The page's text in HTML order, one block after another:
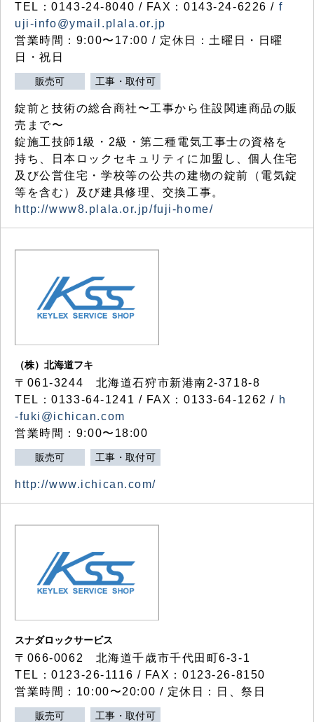
TEL：0143-24-8040 / FAX：0143-24-6226 / f
uji-info@ymail.plala.or.jp
営業時間：9:00〜17:00 / 定休日：土曜日・日曜
日・祝日
販売可 工事・取付可
錠前と技術の総合商社〜工事から住設関連商品の販
売まで〜
錠施工技師1級・2級・第二種電気工事士の資格を
持ち、日本ロックセキュリティに加盟し、個人住宅
及び公営住宅・学校等の公共の建物の錠前（電気錠
等を含む）及び建具修理、交換工事。
http://www8.plala.or.jp/fuji-home/
（株）北海道フキ
〒061-3244 北海道石狩市新港南2-3718-8
TEL：0133-64-1241 / FAX：0133-64-1262 / h
-fuki@ichican.com
営業時間：9:00〜18:00
販売可 工事・取付可
http://www.ichican.com/
スナダロックサービス
〒066-0062 北海道千歳市千代田町6-3-1
TEL：0123-26-1116 / FAX：0123-26-8150
営業時間：10:00〜20:00 / 定休日：日、祭日
販売可 工事・取付可